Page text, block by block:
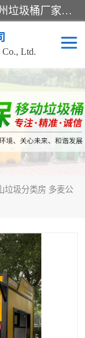
苏州多麦公共设施有限公司是一家苏州垃圾桶厂家，主营：塑料垃圾桶、分类果皮箱、户外园林椅、保安岗亭等产品厂家。全国统一热线电话：17105580222。公司组建完善的团队。设计人员，能根据客户要求，提供适合的设计方案，来满足客户的需求。
Co., Ltd.
垃圾分类房 多麦公
桶